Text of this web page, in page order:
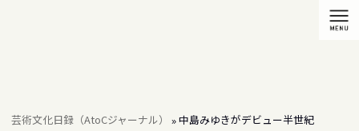
芸術文化日録（AtoCジャーナル） »中島みゆきがデビュー半世紀